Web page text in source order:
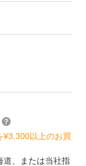
¥3,300以上のお買
、または当社指